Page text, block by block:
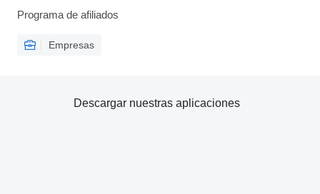
Programa de afiliados
Empresas
Descargar nuestras aplicaciones